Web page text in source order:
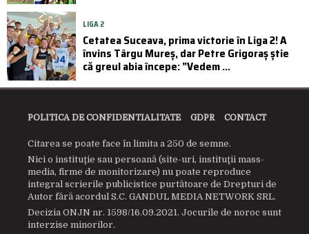
LIGA 2
Cetatea Suceava, prima victorie în Liga 2! A
învins Târgu Mureș, dar Petre Grigoraș știe
că greul abia începe: ”Vedem ...
POLITICA DE CONFIDENTIALITATE GDPR CONTACT
Citarea se poate face în limita a 250 de semne.
Nici o instituţie sau persoană (site-uri, instituţii mass-
media, firme de monitorizare) nu poate reproduce
integral scrierile publicistice purtătoare de Drepturi de
Autor fără acordul S.C. GANDUL MEDIA NETWORK SRL.
Decizia ONJN nr. 1598/16.09.2021. Jocurile de noroc sunt
interzise minorilor.